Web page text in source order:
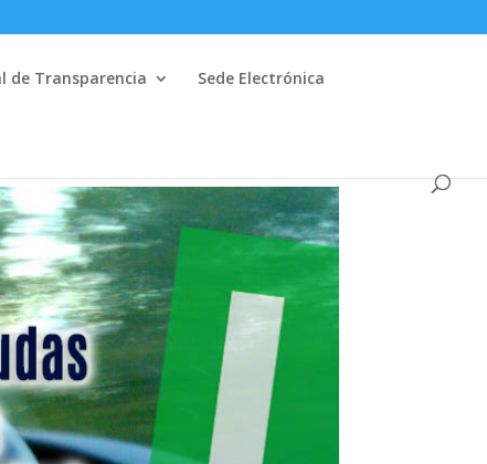
de Transparencia Sede Electrónica